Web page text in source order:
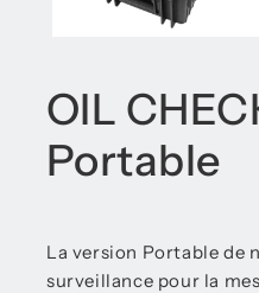
OIL
Portable
La version Portable de
surveillance pour la